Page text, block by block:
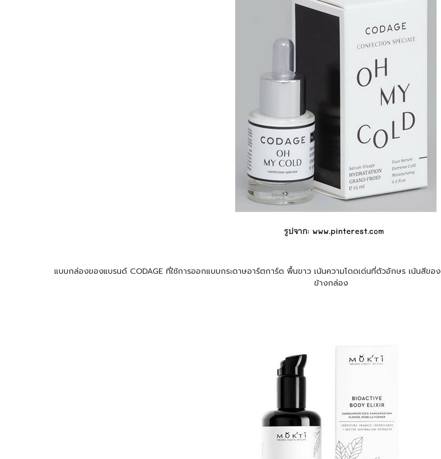
แบบกล่องของแบรนด์ CODAGE ที่ใช้การออกแบบกระดาษอาร์ตการ์ด พื้นขาว เน้นความโดดเด่นที่ตัวอักษร เน้นสีขอ
ข้างกล่อง